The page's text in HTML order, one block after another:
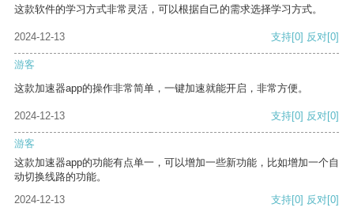
这款软件的学习方式非常灵活，可以根据自己的需求选择学习方式。
2024-12-13 支持[0] 反对[0]
游客
这款加速器app的操作非常简单，一键加速就能开启，非常方便。
2024-12-13 支持[0] 反对[0]
游客
这款加速器app的功能有点单一，可以增加一些新功能，比如增加一个自
动切换线路的功能。
2024-12-13
支持[0] 反对[0]